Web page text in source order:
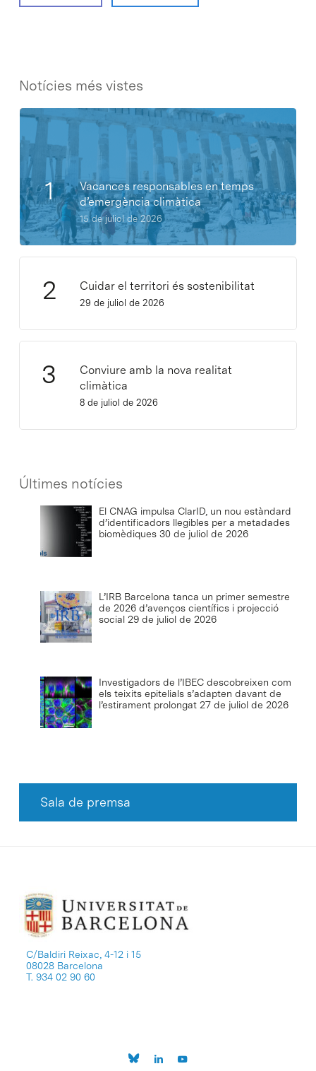
Notícies més vistes
Vacances responsables en temps
d’emergència climàtica
15 de juliol de 2026
Cuidar el territori és sostenibilitat
29 de juliol de 2026
Conviure amb la nova realitat
climàtica
8 de juliol de 2026
Últimes notícies
El CNAG impulsa ClarID, un nou estàndard
d’identificadors llegibles per a metadades
biomèdiques 30 de juliol de 2026
L’IRB Barcelona tanca un primer semestre
de 2026 d’avenços científics i projecció
social 29 de juliol de 2026
Investigadors de l’IBEC descobreixen com
els teixits epitelials s’adapten davant de
l’estirament prolongat 27 de juliol de 2026
Sala de premsa
C/Baldiri Reixac, 4-12 i 15
08028 Barcelona
T. 934 02 90 60